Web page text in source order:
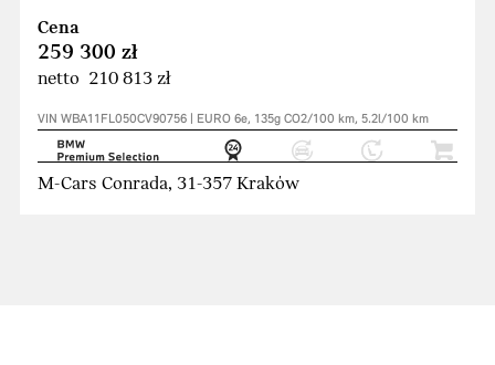
Cena
259 300 zł
netto 210 813 zł
VIN WBA11FL050CV90756 | EURO 6e, 135g CO2/100 km, 5.2l/100 km
M-Cars Conrada, 31-357 Kraków